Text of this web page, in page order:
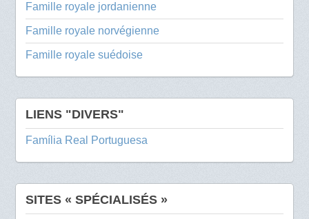
Famille royale jordanienne
Famille royale norvégienne
Famille royale suédoise
LIENS "DIVERS"
Família Real Portuguesa
SITES « SPÉCIALISÉS »